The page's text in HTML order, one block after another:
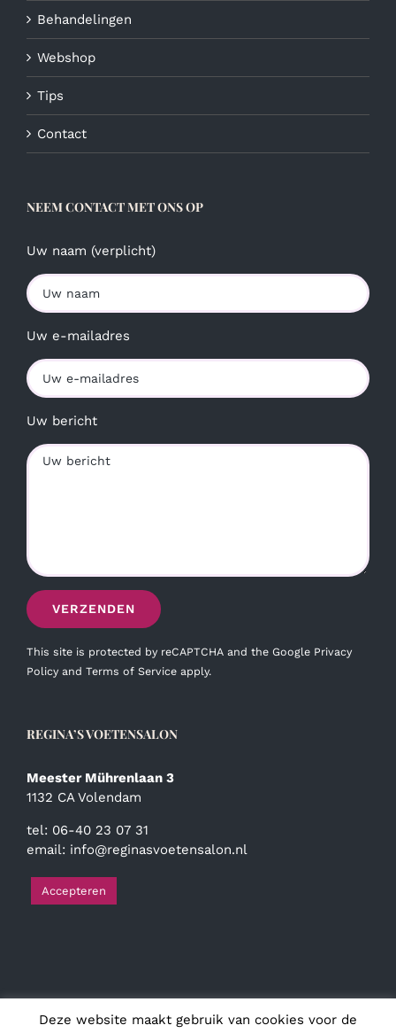
Behandelingen
Webshop
Tips
Contact
NEEM CONTACT MET ONS OP
Uw naam (verplicht)
Uw e-mailadres
Uw bericht
This site is protected by reCAPTCHA and the Google Privacy
Policy and Terms of Service apply.
REGINA’S VOETENSALON
Meester Mührenlaan 3
1132 CA Volendam
tel: 06-40 23 07 31
email: info@reginasvoetensalon.nl
Accepteren
© Copyright2026 | Regina's Voetensalon | Alle rechten
Deze website maakt gebruik van cookies voor de